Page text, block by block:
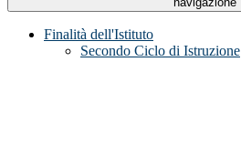
Finalità dell'Istituto
Secondo Ciclo di Istruzione